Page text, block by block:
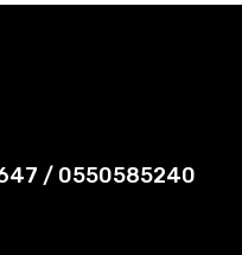
/ 0550585240